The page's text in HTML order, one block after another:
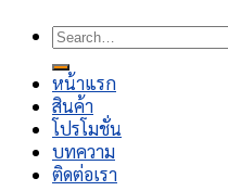
Search
for:
หน้าแรก
สินค้า
โปรโมชั่น
บทความ
ติดต่อเรา